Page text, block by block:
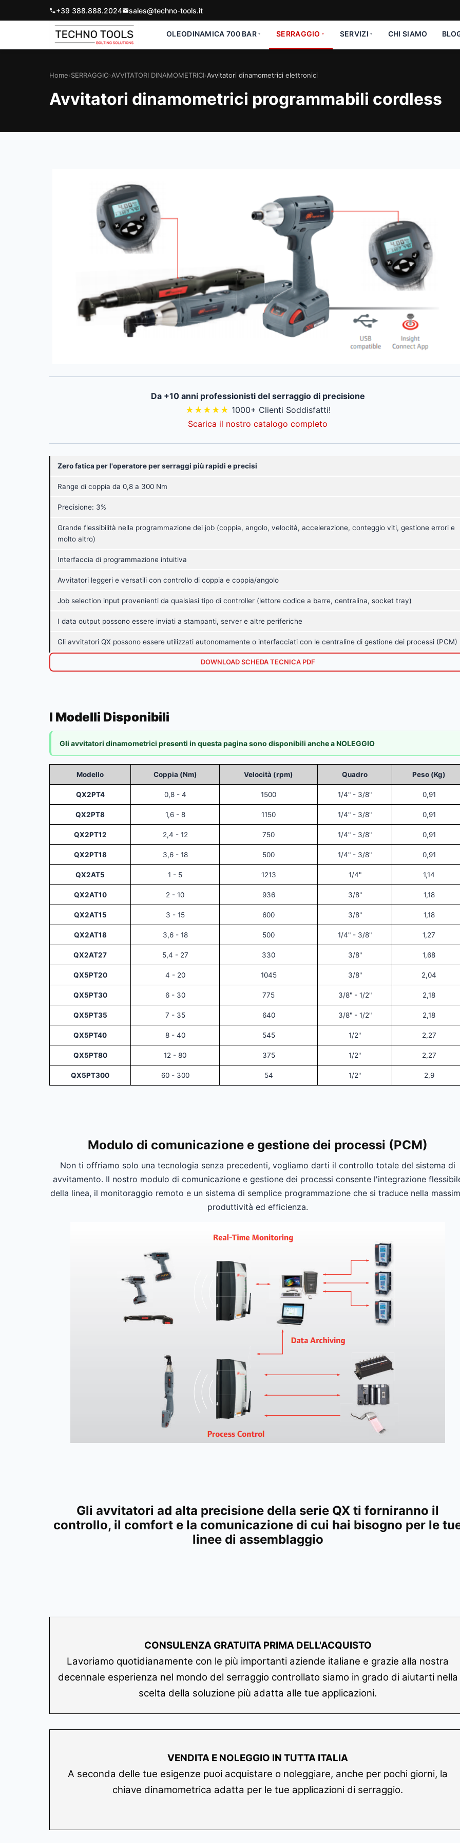
+39 388.888.2024 sales@techno-tools.it
OLEODINAMICA 700 BAR SERRAGGIO SERVIZI CHI SIAMO
Home›SERRAGGIO›AVVITATORI DINAMOMETRICI›Avvitatori dinamometrici elettronici
Avvitatori dinamometrici programmabili cordless
Da +10 anni professionisti del serraggio di precisione
★★★★★ 1000+ Clienti Soddisfatti!
Scarica il nostro catalogo completo
Zero fatica per l'operatore per serraggi più rapidi e precisi
Range di coppia da 0,8 a 300 Nm
Precisione: 3%
Grande flessibilità nella programmazione dei job (coppia, angolo, velocità, accelerazione, conteggio viti, gestione errori e
molto altro)
Interfaccia di programmazione intuitiva
Avvitatori leggeri e versatili con controllo di coppia e coppia/angolo
Job selection input provenienti da qualsiasi tipo di controller (lettore codice a barre, centralina, socket tray)
I data output possono essere inviati a stampanti, server e altre periferiche
Gli avvitatori QX possono essere utilizzati autonomamente o interfacciati con le centraline di gestione dei processi (PCM)
DOWNLOAD SCHEDA TECNICA PDF
I Modelli Disponibili
Gli avvitatori dinamometrici presenti in questa pagina sono disponibili anche a NOLEGGIO
Modello Coppia (Nm) Velocità (rpm) Quadro Peso (Kg)
QX2PT4 0,8 - 4 1500 1/4" - 3/8" 0,91
QX2PT8 1,6 - 8 1150 1/4" - 3/8" 0,91
QX2PT12 2,4 - 12 750 1/4" - 3/8" 0,91
QX2PT18 3,6 - 18 500 1/4" - 3/8" 0,91
QX2AT5 1 - 5 1213 1/4" 1,14
QX2AT10 2 - 10 936 3/8" 1,18
QX2AT15 3 - 15 600 3/8" 1,18
QX2AT18 3,6 - 18 500 1/4" - 3/8" 1,27
QX2AT27 5,4 - 27 330 3/8" 1,68
QX5PT20 4 - 20 1045 3/8" 2,04
QX5PT30 6 - 30 775 3/8" - 1/2" 2,18
QX5PT35 7 - 35 640 3/8" - 1/2" 2,18
QX5PT40 8 - 40 545 1/2" 2,27
QX5PT80 12 - 80 375 1/2" 2,27
QX5PT300 60 - 300 54 1/2" 2,9
Modulo di comunicazione e gestione dei processi (PCM)
Non ti offriamo solo una tecnologia senza precedenti, vogliamo darti il ​​controllo totale del sistema di
avvitamento. Il nostro modulo di comunicazione e gestione dei processi consente l'integrazione
della linea, il monitoraggio remoto e un sistema di semplice programmazione che si traduce nella
produttività ed efficienza.
Gli avvitatori ad alta precisione della serie QX ti forniranno il
controllo, il comfort e la comunicazione di cui hai bisogno per le
linee di assemblaggio
CONSULENZA GRATUITA PRIMA DELL'ACQUISTO
Lavoriamo quotidianamente con le più importanti aziende italiane e grazie alla nostra
decennale esperienza nel mondo del serraggio controllato siamo in grado di aiutarti nella
scelta della soluzione più adatta alle tue applicazioni.
VENDITA E NOLEGGIO IN TUTTA ITALIA
A seconda delle tue esigenze puoi acquistare o noleggiare, anche per pochi giorni, la
chiave dinamometrica adatta per le tue applicazioni di serraggio.